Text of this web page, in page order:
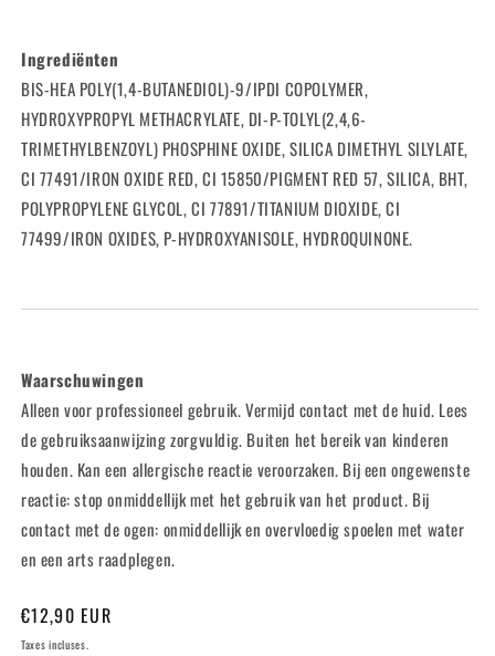
Ingrediënten
BIS-HEA POLY(1,4-BUTANEDIOL)-9/IPDI COPOLYMER,
HYDROXYPROPYL METHACRYLATE, DI-P-TOLYL(2,4,6-
TRIMETHYLBENZOYL) PHOSPHINE OXIDE, SILICA DIMETHYL SILYLATE,
CI 77491/IRON OXIDE RED, CI 15850/PIGMENT RED 57, SILICA, BHT,
POLYPROPYLENE GLYCOL, CI 77891/TITANIUM DIOXIDE, CI
77499/IRON OXIDES, P-HYDROXYANISOLE, HYDROQUINONE.
Waarschuwingen
Alleen voor professioneel gebruik. Vermijd contact met de huid. Lees
de gebruiksaanwijzing zorgvuldig. Buiten het bereik van kinderen
houden. Kan een allergische reactie veroorzaken. Bij een ongewenste
reactie: stop onmiddellijk met het gebruik van het product. Bij
contact met de ogen: onmiddellijk en overvloedig spoelen met water
en een arts raadplegen.
Prix
habituel
€12,90 EUR
Taxes incluses.